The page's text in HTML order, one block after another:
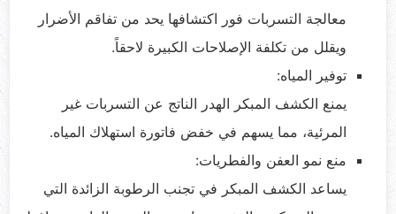
معالجة التسربات فور اكتشافها يحد من تفاقم الأضرار
ويقلل من تكلفة الإصلاحات الكبيرة لاحقاً.
توفير المياه:
يمنع الكشف المبكر الهدر الناتج عن التسربات غير
المرئية، مما يسهم في خفض فاتورة استهلاك المياه.
منع نمو العفن والفطريات:
يساعد الكشف المبكر في تجنب الرطوبة الزائدة التي